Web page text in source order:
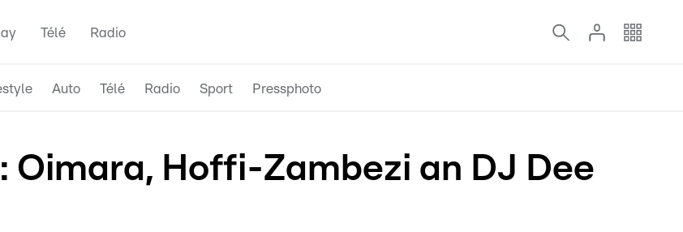
Télé Radio
Auto Télé Radio Sport Pressphoto
Oimara, Hoffi-Zambezi an DJ Dee